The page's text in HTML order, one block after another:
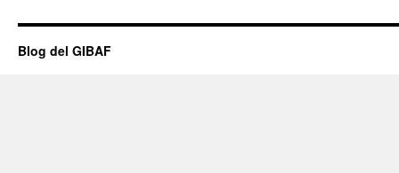
Blog del GIBAF